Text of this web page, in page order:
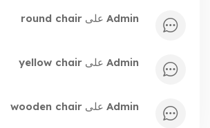
admin على round chair
admin على yellow chair
admin على wooden chair